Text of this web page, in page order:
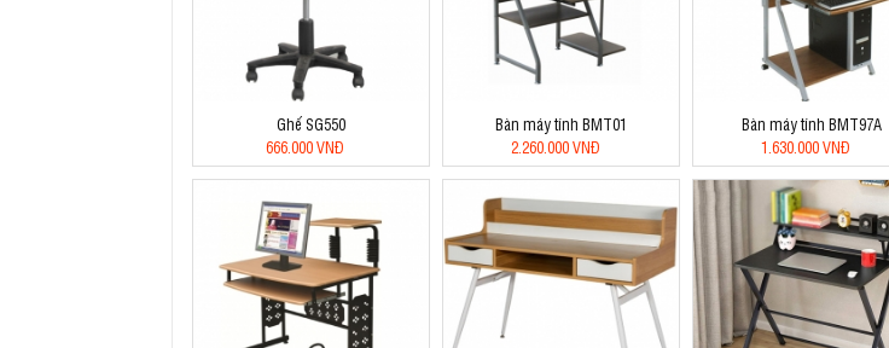
Ghế SG550
666.000 VNĐ
Bàn máy tính BMT01
2.260.000 VNĐ
Bàn máy tính BMT97A
1.630.000 VNĐ